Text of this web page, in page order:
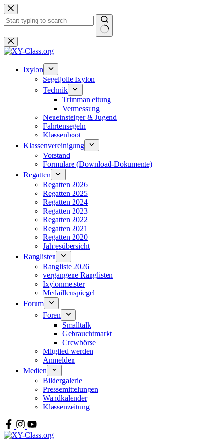
Zum
Inhalt
springen
Keine
Ergebnisse
Ixylon
Segeljolle Ixylon
Technik
Trimmanleitung
Vermessung
Neueinsteiger & Jugend
Fahrtensegeln
Klassenboot
Klassenvereinigung
Vorstand
Formulare (Download-Dokumente)
Regatten
Regatten 2026
Regatten 2025
Regatten 2024
Regatten 2023
Regatten 2022
Regatten 2021
Regatten 2020
Jahresübersicht
Ranglisten
Rangliste 2026
vergangene Ranglisten
Ixylonmeister
Medaillenspiegel
Forum
Foren
Smalltalk
Gebrauchtmarkt
Crewbörse
Mitglied werden
Anmelden
Medien
Bildergalerie
Pressemittelungen
Wandkalender
Klassenzeitung